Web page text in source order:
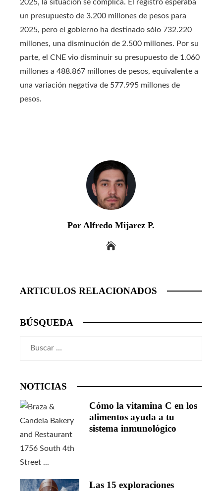
2025, la situación se complica. El registro esperaba
un presupuesto de 3.200 millones de pesos para
2025, pero el gobierno ha destinado sólo 732.220
millones, una disminución de 2.500 millones. Por su
parte, el CNE vio disminuir su presupuesto de 1.060
millones a 488.867 millones de pesos, equivalente a
una variación negativa de 577.995 millones de
pesos.
Por Alfredo Mijarez P.
ARTICULOS RELACIONADOS
BÚSQUEDA
NOTICIAS
Cómo la vitamina C en los
alimentos ayuda a tu
sistema inmunológico
Las 15 exploraciones